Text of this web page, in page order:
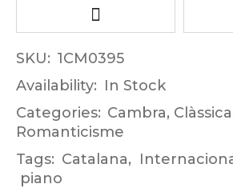
SKU: 1CM0395
Availability: In Stock
Categories: Cambra, Clàssica
Romanticisme
Tags: Catalana,
piano